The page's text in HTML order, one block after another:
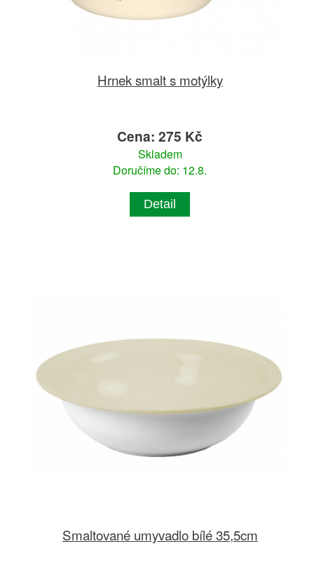
Hrnek smalt s motýlky
Cena: 275 Kč
Skladem
Doručíme do: 12.8.
Detail
Smaltované umyvadlo bílé 35,5cm